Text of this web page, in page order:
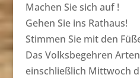
Machen Sie sich auf !
Gehen Sie ins Rathaus!
Stimmen Sie mit den
Das Volksbegehren
einschließlich Mittwoch